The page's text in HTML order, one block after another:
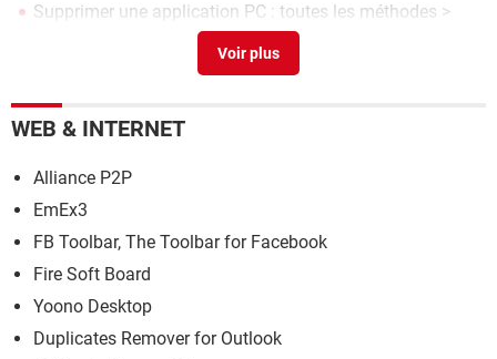
Supprimer une application PC : toutes les méthodes >
FranceConnect : comment créer facilement un compte
Utilisez votre téléphone comme miroir avec cette appli
Guide
WEB & INTERNET
Alliance P2P
EmEx3
FB Toolbar, The Toolbar for Facebook
Fire Soft Board
Yoono Desktop
Duplicates Remover for Outlook